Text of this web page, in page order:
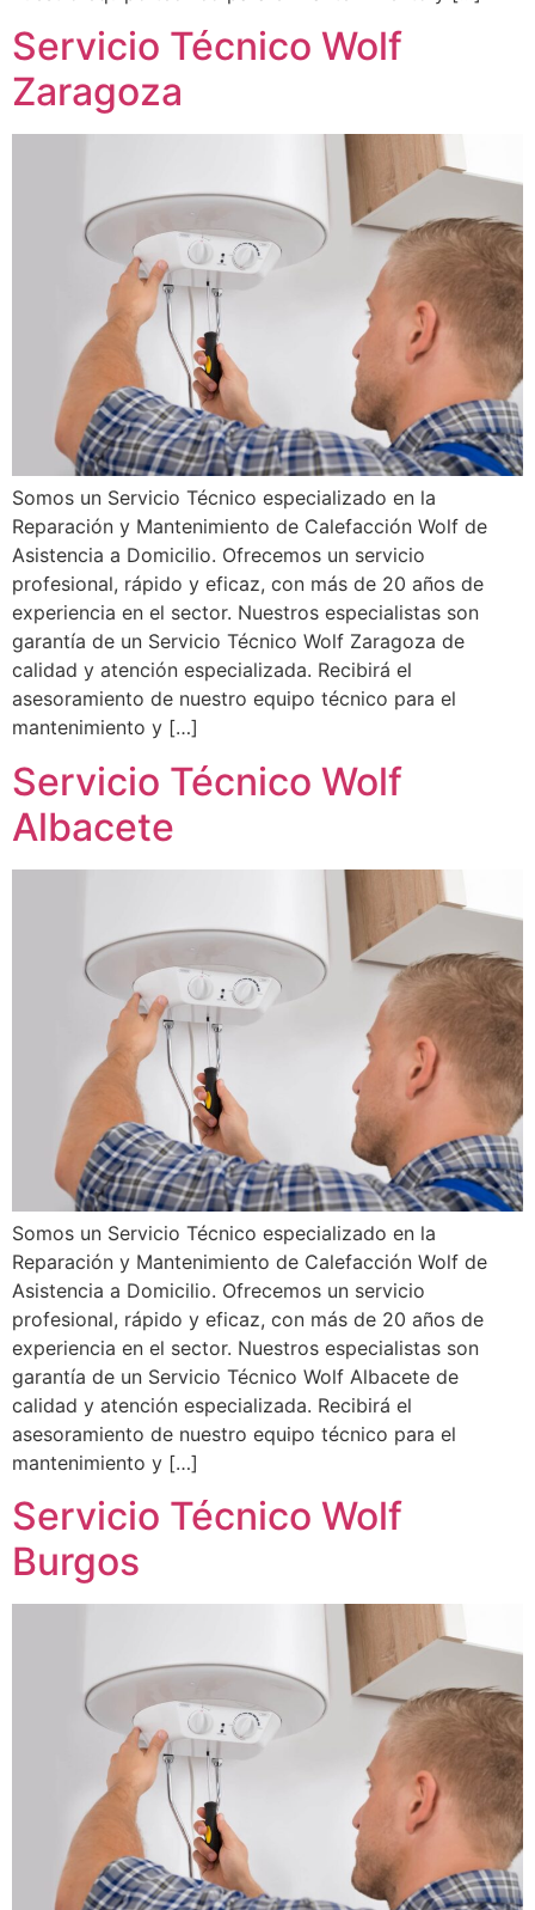
Servicio Técnico Wolf
Zaragoza
Somos un Servicio Técnico especializado en la
Reparación y Mantenimiento de Calefacción Wolf de
Asistencia a Domicilio. Ofrecemos un servicio
profesional, rápido y eficaz, con más de 20 años de
experiencia en el sector. Nuestros especialistas son
garantía de un Servicio Técnico Wolf Zaragoza de
calidad y atención especializada. Recibirá el
asesoramiento de nuestro equipo técnico para el
mantenimiento y […]
Servicio Técnico Wolf
Albacete
Somos un Servicio Técnico especializado en la
Reparación y Mantenimiento de Calefacción Wolf de
Asistencia a Domicilio. Ofrecemos un servicio
profesional, rápido y eficaz, con más de 20 años de
experiencia en el sector. Nuestros especialistas son
garantía de un Servicio Técnico Wolf Albacete de
calidad y atención especializada. Recibirá el
asesoramiento de nuestro equipo técnico para el
mantenimiento y […]
Servicio Técnico Wolf
Burgos